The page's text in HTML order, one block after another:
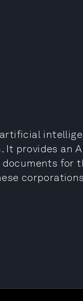
It provides
for